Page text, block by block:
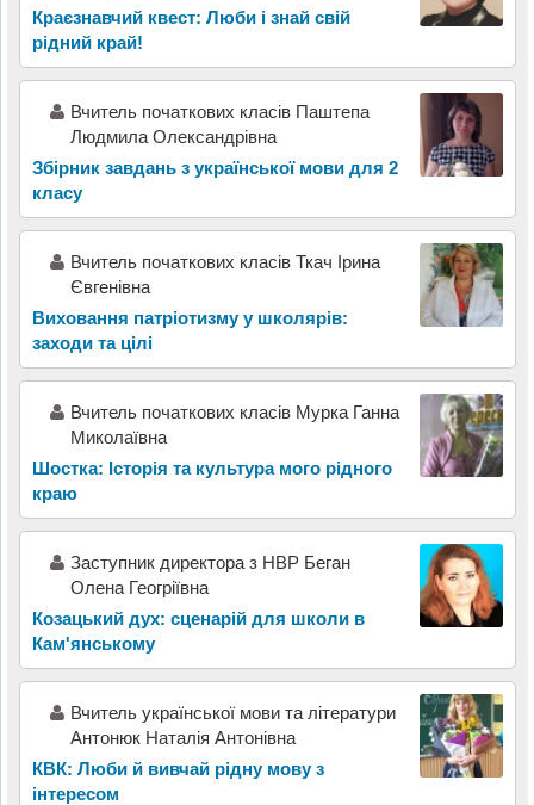
Краєзнавчий квест: Люби і знай свій
рідний край!
Вчитель початкових класів Паштепа
Людмила Олександрівна
Збірник завдань з української мови для 2
класу
Вчитель початкових класів Ткач Ірина
Євгенівна
Виховання патріотизму у школярів:
заходи та цілі
Вчитель початкових класів Мурка Ганна
Миколаївна
Шостка: Історія та культура мого рідного
краю
Заступник директора з НВР Беган
Олена Геогріївна
Козацький дух: сценарій для школи в
Кам'янському
Вчитель української мови та літератури
Антонюк Наталія Антонівна
КВК: Люби й вивчай рідну мову з
інтересом